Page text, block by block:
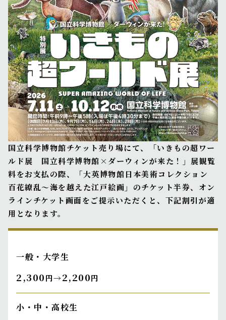
国立科学博物館チケット売り場にて、「いきもの超ワー
ルド展 国立科学博物館×ダーウィンが来た！」展観覧
料をお支払の際、「大英博物館日本美術コレクション
百花繚乱〜海を越えた江戸絵画」のチケット半券、オン
ラインチケット画面をご提示いただくと、下記割引が適
用となります。
一般・大学生
2,300円→2,200円
小・中・高校生